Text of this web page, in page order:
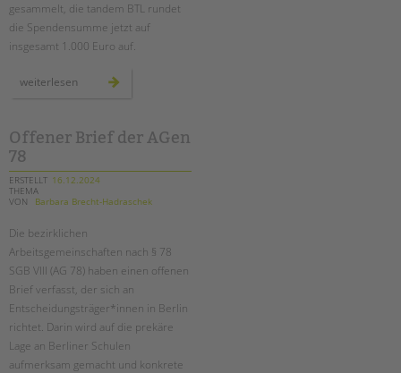
Zertfikatskurse
Seminarkalender
PROFIL | LEITBILD
Bereiche im Überblick
Kinder- und Jugendschutz
Unsere Videos
Gesellschafter VdK
schoolcoach BTL
tandem international
KARRIERE
Stellenangebote
tandem als Arbeitgeberin
gesammelt, die tandem BTL rundet
die Spendensumme jetzt auf
insgesamt 1.000 Euro auf.
weiterlesen
laufjahr
teamgeist
durch
Offener Brief der AGen
78
ERSTELLT 16.12.2024
THEMA
VON
Barbara Brecht-Hadraschek
Die bezirklichen
Arbeitsgemeinschaften nach § 78
SGB VIII (AG 78) haben einen offenen
Brief verfasst, der sich an
Entscheidungsträger*innen in Berlin
richtet. Darin wird auf die prekäre
Lage an Berliner Schulen
aufmerksam gemacht und konkrete